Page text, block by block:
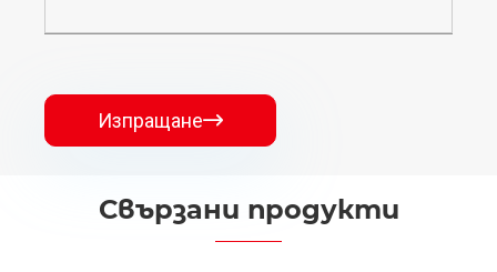
Изпращане
Свързани продукти